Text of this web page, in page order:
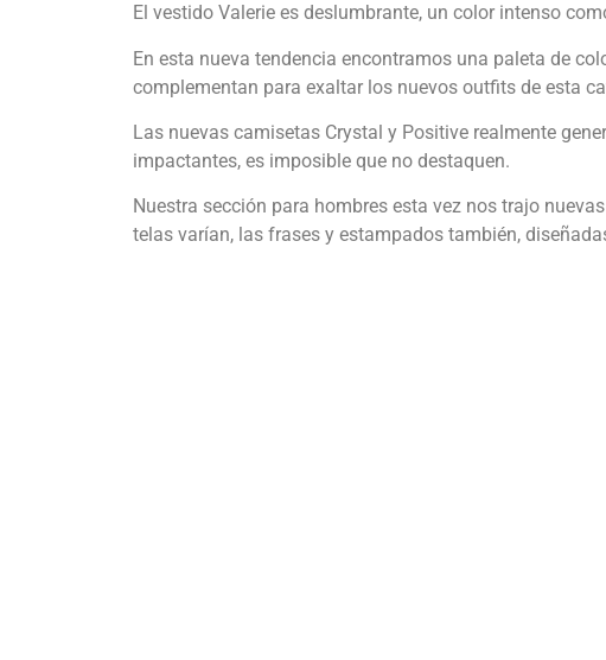
El vestido Valerie es deslumbrante, un color intenso
En esta nueva tendencia encontramos una paleta de
complementan para exaltar los nuevos outfits de esta
Las nuevas camisetas Crystal y Positive realmente
impactantes, es imposible que no destaquen.
Nuestra sección para hombres esta vez nos trajo
telas varían, las frases y estampados también,